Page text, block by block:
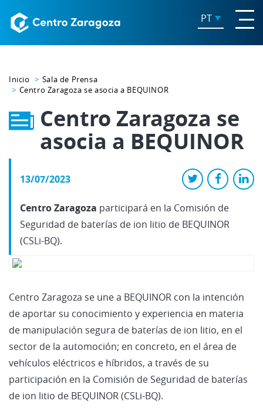
PT
Inicio
Sala de Prensa
Centro Zaragoza se asocia a BEQUINOR
Centro Zaragoza se
asocia a BEQUINOR
13/07/2023
Centro Zaragoza participará en la Comisión de
Seguridad de baterías de ion litio de BEQUINOR
(CSLi-BQ).
Centro Zaragoza se une a BEQUINOR con la intención
de aportar su conocimiento y experiencia en materia
de manipulación segura de baterías de ion litio, en el
sector de la automoción; en concreto, en el área de
vehículos eléctricos e híbridos, a través de su
participación en la Comisión de Seguridad de baterías
de ion litio de BEQUINOR (CSLi-BQ).